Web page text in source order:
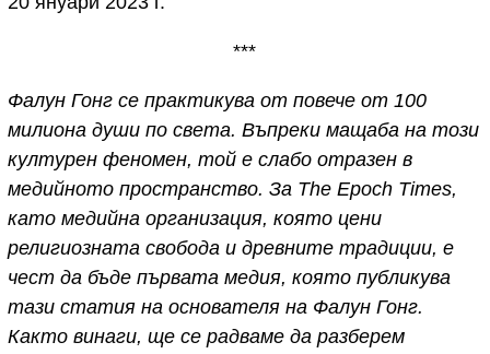
***
Фалун Гонг се практикува от повече от 100
милиона души по света. Въпреки мащаба на този
културен феномен, той е слабо отразен в
медийното пространство. За The Epoch Times,
като медийна организация, която цени
религиозната свобода и древните традиции, е
чест да бъде първата медия, която публикува
тази статия на основателя на Фалун Гонг.
Както винаги, ще се радваме да разберем